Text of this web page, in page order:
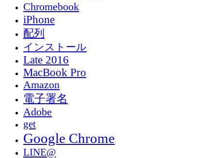
Chromebook
iPhone
配列
インストール
Late 2016
MacBook Pro
Amazon
電子署名
Adobe
get
Google Chrome
LINE@